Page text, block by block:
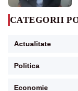
CATEGORII
Actualitate
Politica
Economie